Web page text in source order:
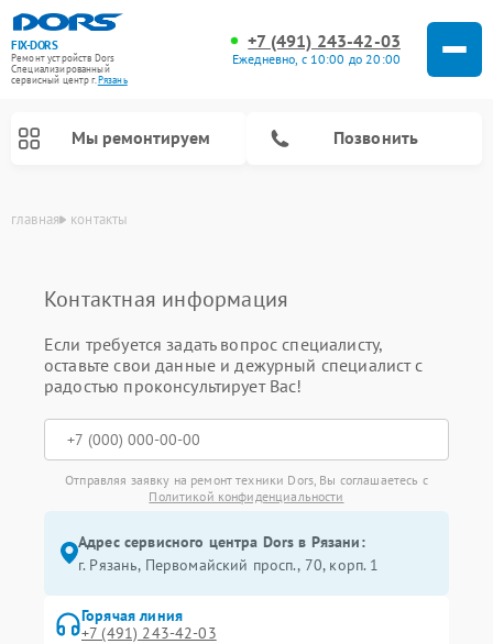
FIX-DORS
Ремонт устройств Dors
Специализированный
cервисный центр г.Рязань
+7 (491) 243-42-03
Ежедневно, с 10:00 до 20:00
Мы ремонтируем Позвонить
главная контакты
Контактная информация
Если требуется задать вопрос специалисту,
оставьте свои данные и дежурный специалист с
радостью проконсультирует Вас!
Отправляя заявку на ремонт техники Dors, Вы соглашаетесь с
Политикой конфиденциальности
Адрес сервисного центра Dors в Рязани:
г. Рязань, Первомайский просп., 70, корп. 1
Горячая линия
+7 (491) 243-42-03